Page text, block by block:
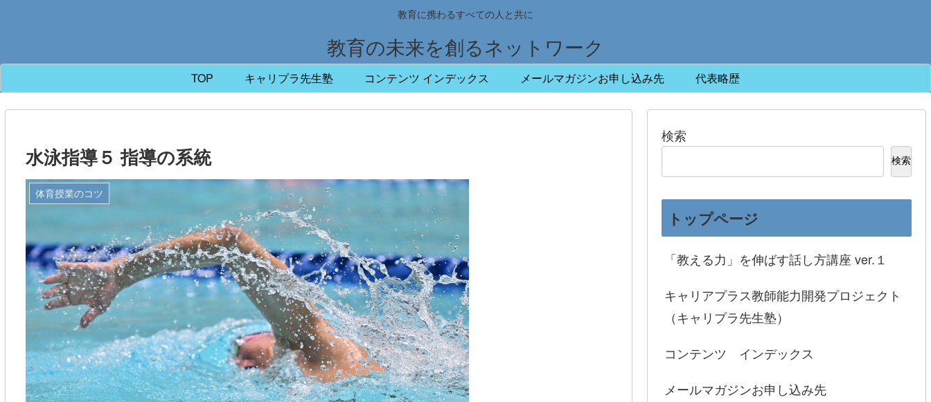
教育に携わるすべての人と共に
教育の未来を創るネットワーク
TOP キャリプラ先生塾 コンテンツ インデックス メールマガジンお申し込み先 代表略歴
水泳指導５ 指導の系統
体育授業のコツ
検索
検索
トップページ
「教える力」を伸ばす話し方講座 ver.１
キャリアプラス教師能力開発プロジェクト
（キャリプラ先生塾）
コンテンツ インデックス
メールマガジンお申し込み先